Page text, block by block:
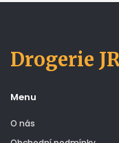
Drogerie
Menu
O nás